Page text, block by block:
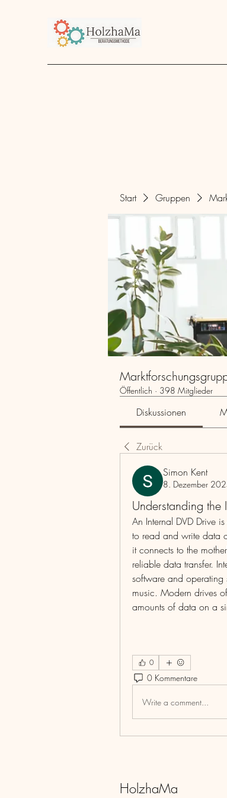
Start Gruppen
Öffentlich · 398 Mitglieder
Diskussionen
Zurück
Simon Kent
8. Dezember
Understanding the
An Internal DVD Drive
to read and write data
it connects to the
reliable data transfer.
software and operating
music. Modern drives
amounts of data on a
0
0 Kommentare
Write a comment...
HolzhaMa